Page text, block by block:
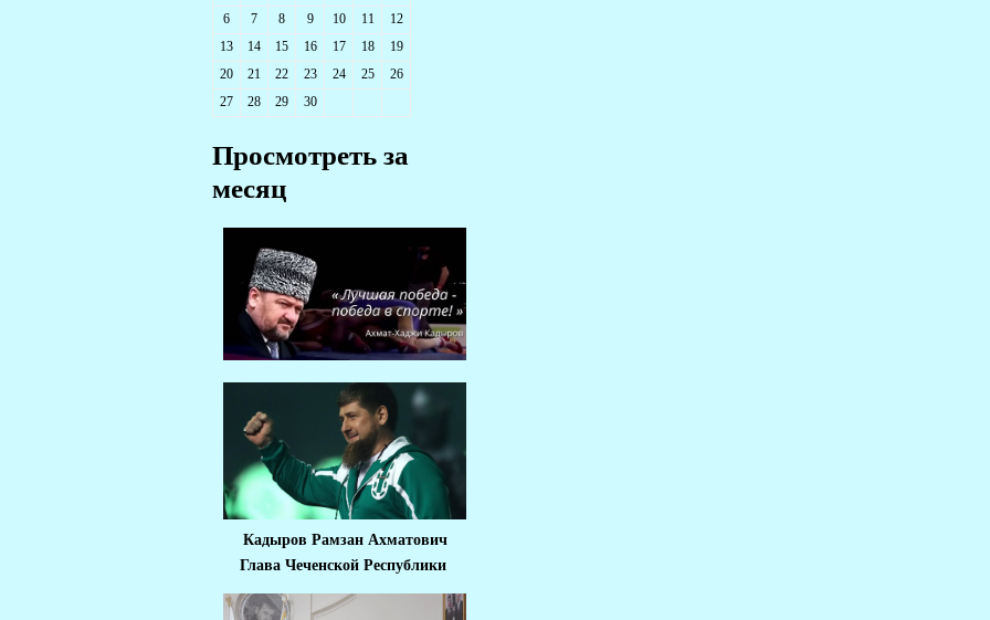
6
7 8 9 10 11
12
13
14 15 16 17 18
19
20
21 22 23 24 25
26
27
28 29 30
Просмотреть за
месяц
Кадыров Рамзан Ахматович
Глава Чеченской Республики